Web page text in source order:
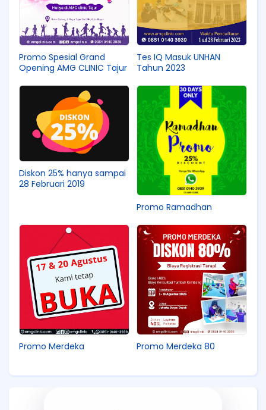
Promo Spesial Grand
Opening AMG CLINIC Tajur
Tes IQ Masuk UNHAN
Tahun 2023
Diskon 25% hanya sampai
28 Februari 2019
Promo Ramadhan
Promo Merdeka Promo Merdeka 80